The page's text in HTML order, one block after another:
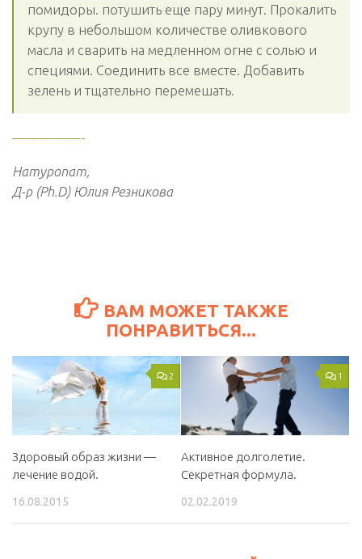
помидоры. потушить еще пару минут. Прокалить
крупу в небольшом количестве оливкового
масла и сварить на медленном огне с солью и
специями. Соединить все вместе. Добавить
зелень и тщательно перемешать.
—————-
Натуропат,
Д-р (Ph.D) Юлия Резникова
ВАМ МОЖЕТ ТАКЖЕ
ПОНРАВИТЬСЯ...
2
Здоровый образ жизни —
лечение водой.
16.08.2015
1
Активное долголетие.
Cекретная формула.
02.02.2019